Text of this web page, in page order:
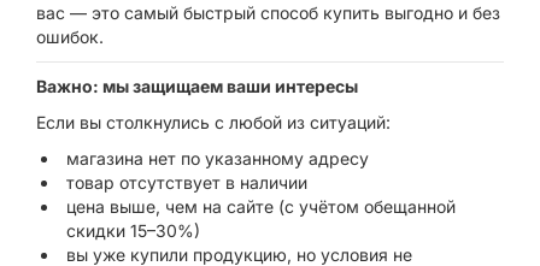
вас — это самый быстрый способ купить выгодно и без
ошибок.
Важно: мы защищаем ваши интересы
Если вы столкнулись с любой из ситуаций:
магазина нет по указанному адресу
товар отсутствует в наличии
цена выше, чем на сайте (с учётом обещанной
скидки 15–30%)
вы уже купили продукцию, но условия не